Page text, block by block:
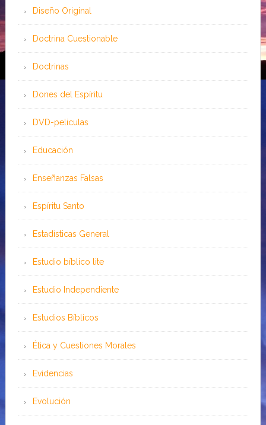
Diseño Original
Doctrina Cuestionable
Doctrinas
Dones del Espíritu
DVD-peliculas
Educación
Enseñanzas Falsas
Espíritu Santo
Estadísticas General
Estudio bíblico lite
Estudio Independiente
Estudios Bíblicos
Ética y Cuestiones Morales
Evidencias
Evolución